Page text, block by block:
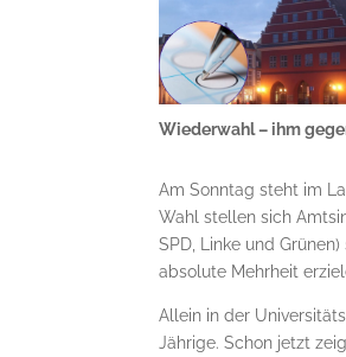
Wiederwahl – ihm
Am Sonntag steht im
Wahl stellen sich
SPD, Linke und
absolute Mehrheit
Allein in der
Jährige. Schon jetzt